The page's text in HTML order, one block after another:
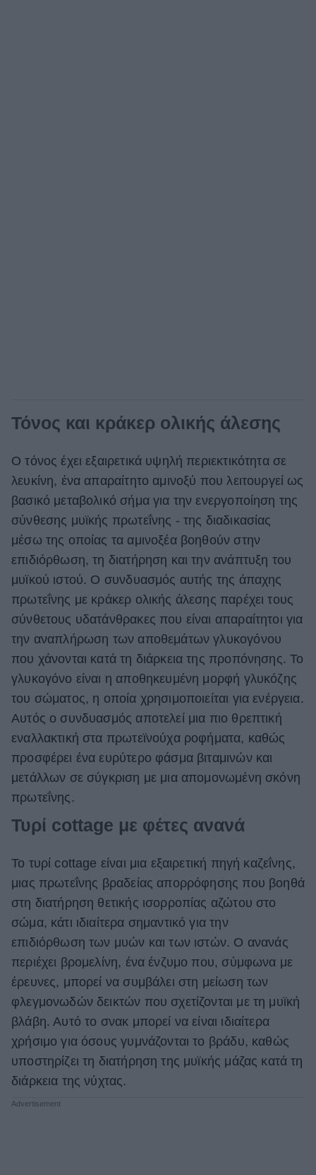
Τόνος και κράκερ ολικής άλεσης
Ο τόνος έχει εξαιρετικά υψηλή περιεκτικότητα σε
λευκίνη, ένα απαραίτητο αμινοξύ που λειτουργεί ως
βασικό μεταβολικό σήμα για την ενεργοποίηση της
σύνθεσης μυϊκής πρωτεΐνης - της διαδικασίας
μέσω της οποίας τα αμινοξέα βοηθούν στην
επιδιόρθωση, τη διατήρηση και την ανάπτυξη του
μυϊκού ιστού. Ο συνδυασμός αυτής της άπαχης
πρωτεΐνης με κράκερ ολικής άλεσης παρέχει τους
σύνθετους υδατάνθρακες που είναι απαραίτητοι για
την αναπλήρωση των αποθεμάτων γλυκογόνου
που χάνονται κατά τη διάρκεια της προπόνησης. Το
γλυκογόνο είναι η αποθηκευμένη μορφή γλυκόζης
του σώματος, η οποία χρησιμοποιείται για ενέργεια.
Αυτός ο συνδυασμός αποτελεί μια πιο θρεπτική
εναλλακτική στα πρωτεϊνούχα ροφήματα, καθώς
προσφέρει ένα ευρύτερο φάσμα βιταμινών και
μετάλλων σε σύγκριση με μια απομονωμένη σκόνη
πρωτεΐνης.
Τυρί cottage με φέτες ανανά
Το τυρί cottage είναι μια εξαιρετική πηγή καζεΐνης,
μιας πρωτεΐνης βραδείας απορρόφησης που βοηθά
στη διατήρηση θετικής ισορροπίας αζώτου στο
σώμα, κάτι ιδιαίτερα σημαντικό για την
επιδιόρθωση των μυών και των ιστών. Ο ανανάς
περιέχει βρομελίνη, ένα ένζυμο που, σύμφωνα με
έρευνες, μπορεί να συμβάλει στη μείωση των
φλεγμονωδών δεικτών που σχετίζονται με τη μυϊκή
βλάβη. Αυτό το σνακ μπορεί να είναι ιδιαίτερα
χρήσιμο για όσους γυμνάζονται το βράδυ, καθώς
υποστηρίζει τη διατήρηση της μυϊκής μάζας κατά τη
διάρκεια της νύχτας.